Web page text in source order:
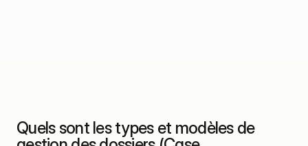
dans un système unique et gouverné.
Quels sont les types et modèles de